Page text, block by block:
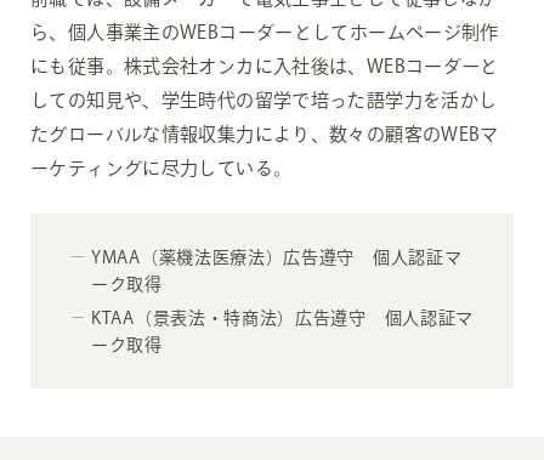
ら、個人事業主のWEBコーダーとしてホームページ制作
にも従事。株式会社オンカに入社後は、WEBコーダーと
しての知見や、学生時代の留学で培った語学力を活かし
たグローバルな情報収集力により、数々の顧客のWEBマ
ーケティングに尽力している。
YMAA（薬機法医療法）広告遵守 個人認証マ
ーク取得
KTAA（景表法・特商法）広告遵守 個人認証マ
ーク取得